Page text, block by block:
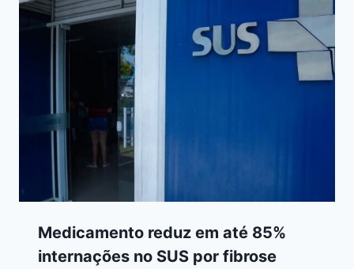
Medicamento reduz em até 85%
internações no SUS por fibrose